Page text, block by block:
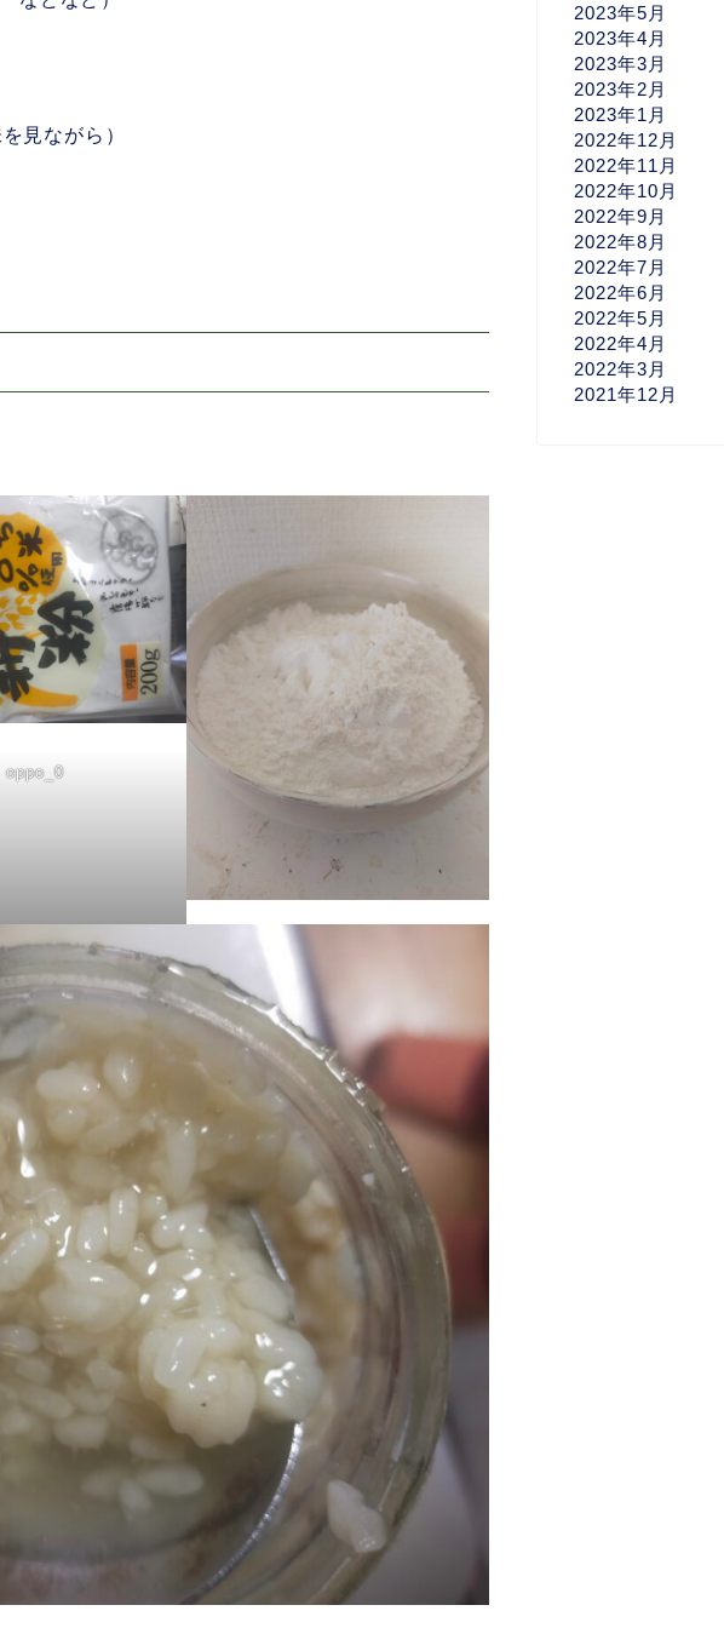
見ながら）
oppo_0
2023年5月
2023年4月
2023年3月
2023年2月
2023年1月
2022年12月
2022年11月
2022年10月
2022年9月
2022年8月
2022年7月
2022年6月
2022年5月
2022年4月
2022年3月
2021年12月